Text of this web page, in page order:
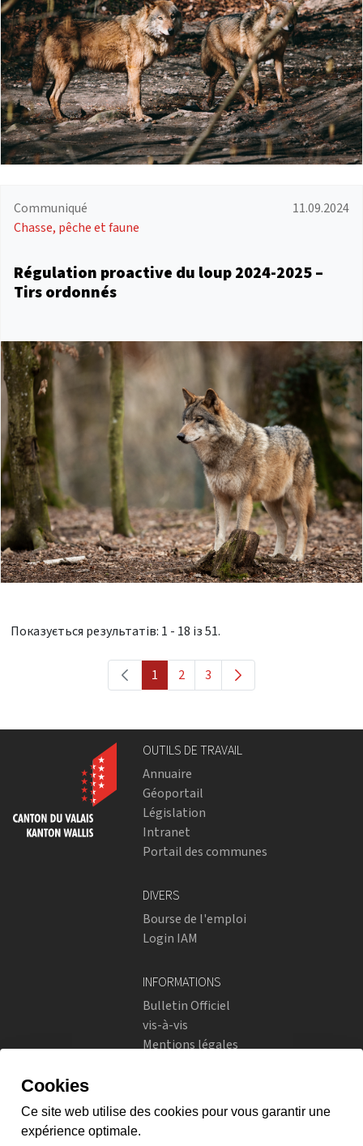
Communiqué
11.09.2024
Chasse, pêche et faune
Régulation proactive du loup 2024-2025 –
Tirs ordonnés
Показується результатів: 1 - 18 із 51.
1 2 3
OUTILS DE TRAVAIL
Annuaire
Géoportail
Législation
Intranet
Portail des communes
DIVERS
Bourse de l'emploi
Login IAM
INFORMATIONS
Bulletin Officiel
vis-à-vis
Mentions légales